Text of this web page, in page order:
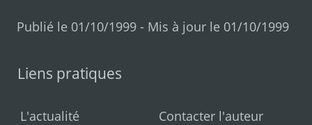
Publié le 01/10/1999 - Mis à jour le 01/10/1999
Liens pratiques
L'actualité
Contacter l'auteur